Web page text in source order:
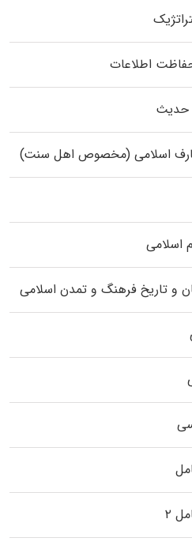
اطلاعات
حدیث
اسلامی (مخصوص اهل سنت)
اسلامی
و تاریخ فرهنگ و تمدن اسلامی
۲